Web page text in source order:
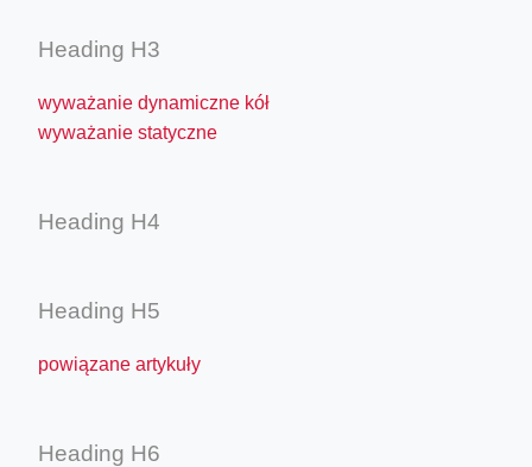
Heading H3
wyważanie dynamiczne kół
wyważanie statyczne
Heading H4
Heading H5
powiązane artykuły
Heading H6